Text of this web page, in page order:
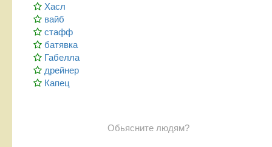
Хасл
вайб
стафф
батявка
Габелла
дрейнер
Капец
Обьясните людям?